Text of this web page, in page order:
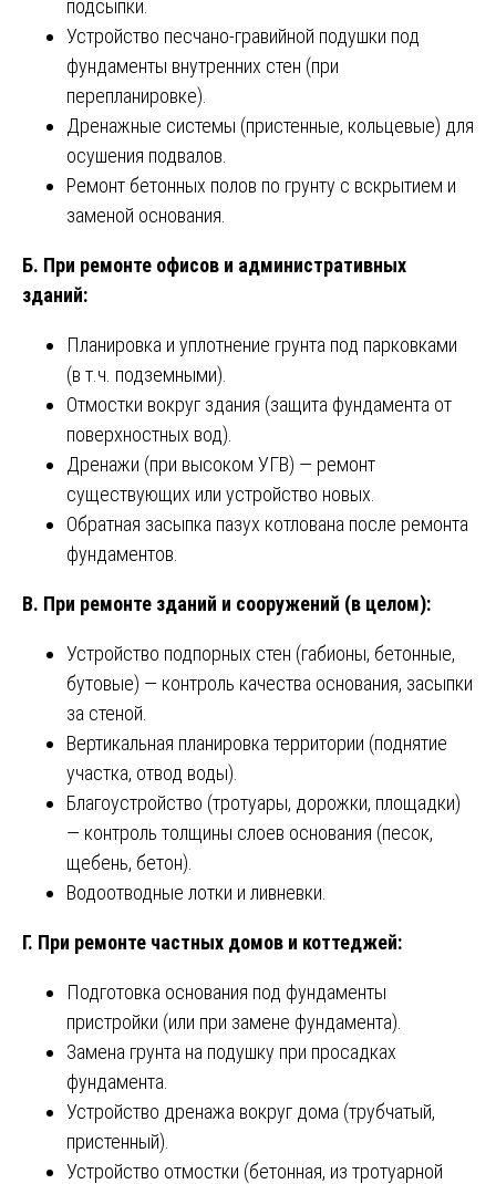
подсыпки.
Устройство песчано-гравийной подушки под
фундаменты внутренних стен (при
перепланировке).
Дренажные системы (пристенные, кольцевые) для
осушения подвалов.
Ремонт бетонных полов по грунту с вскрытием и
заменой основания.
Б. При ремонте офисов и административных
зданий:
Планировка и уплотнение грунта под парковками
(в т.ч. подземными).
Отмостки вокруг здания (защита фундамента от
поверхностных вод).
Дренажи (при высоком УГВ) — ремонт
существующих или устройство новых.
Обратная засыпка пазух котлована после ремонта
фундаментов.
В. При ремонте зданий и сооружений (в целом):
Устройство подпорных стен (габионы, бетонные,
бутовые) — контроль качества основания, засыпки
за стеной.
Вертикальная планировка территории (поднятие
участка, отвод воды).
Благоустройство (тротуары, дорожки, площадки)
— контроль толщины слоев основания (песок,
щебень, бетон).
Водоотводные лотки и ливневки.
Г. При ремонте частных домов и коттеджей:
Подготовка основания под фундаменты
пристройки (или при замене фундамента).
Замена грунта на подушку при просадках
фундамента.
Устройство дренажа вокруг дома (трубчатый,
пристенный).
Устройство отмостки (бетонная, из тротуарной